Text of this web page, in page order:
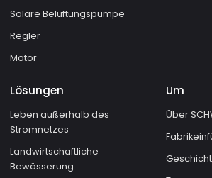
Solare Belüftungspumpe
Regler
Motor
Lösungen
Leben außerhalb des
Stromnetzes
Landwirtschaftliche
Bewässerung
Um
Über